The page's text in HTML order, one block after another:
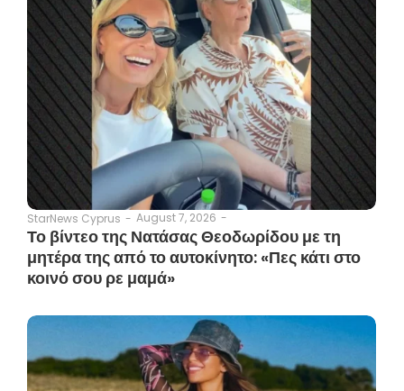
StarNews Cyprus - August 7, 2026 -
Το βίντεο της Νατάσας Θεοδωρίδου με τη
μητέρα της από το αυτοκίνητο: «Πες κάτι στο
κοινό σου ρε μαμά»